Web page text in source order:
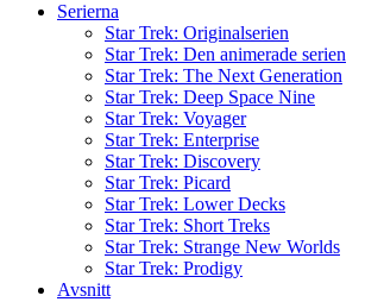
Serierna
Star Trek: Originalserien
Star Trek: Den animerade serien
Star Trek: The Next Generation
Star Trek: Deep Space Nine
Star Trek: Voyager
Star Trek: Enterprise
Star Trek: Discovery
Star Trek: Picard
Star Trek: Lower Decks
Star Trek: Short Treks
Star Trek: Strange New Worlds
Star Trek: Prodigy
Avsnitt